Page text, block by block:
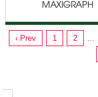
MAXIGRAPH
‹ Prev 1 2 ...